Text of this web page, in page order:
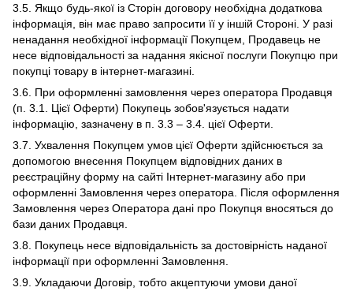
3.5. Якщо будь-якої із Сторін договору необхідна додаткова
інформація, він має право запросити її у іншій Стороні. У разі
ненадання необхідної інформації Покупцем, Продавець не
несе відповідальності за надання якісної послуги Покупцю при
покупці товару в інтернет-магазині.
3.6. При оформленні замовлення через оператора Продавця
(п. 3.1. Цієї Оферти) Покупець зобов'язується надати
інформацію, зазначену в п. 3.3 – 3.4. цієї Оферти.
3.7. Ухвалення Покупцем умов цієї Оферти здійснюється за
допомогою внесення Покупцем відповідних даних в
реєстраційну форму на сайті Інтернет-магазину або при
оформленні Замовлення через оператора. Після оформлення
Замовлення через Оператора дані про Покупця вносяться до
бази даних Продавця.
3.8. Покупець несе відповідальність за достовірність наданої
інформації при оформленні Замовлення.
3.9. Укладаючи Договір, тобто акцептуючи умови даної